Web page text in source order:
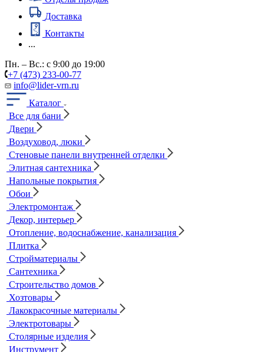
Доставка
Контакты
...
Пн. – Вс.: с 9:00 до 19:00
+7 (473) 233-00-77
info@lider-vrn.ru
Каталог
Все для бани
Двери
Воздуховод, люки
Стеновые панели внутренней отделки
Элитная сантехника
Напольные покрытия
Обои
Электромонтаж
Декор, интерьер
Отопление, водоснабжение, канализация
Плитка
Стройматериалы
Сантехника
Строительство домов
Хозтовары
Лакокрасочные материалы
Электротовары
Столярные изделия
Инструмент